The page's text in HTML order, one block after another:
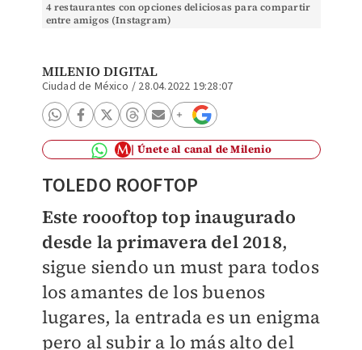
4 restaurantes con opciones deliciosas para compartir
entre amigos (Instagram)
MILENIO DIGITAL
Ciudad de México / 28.04.2022 19:28:07
Únete al canal de Milenio
TOLEDO ROOFTOP
Este roooftop top inaugurado
desde la primavera del 2018,
sigue siendo un must para todos
los amantes de los buenos
lugares, la entrada es un enigma
pero al subir a lo más alto del